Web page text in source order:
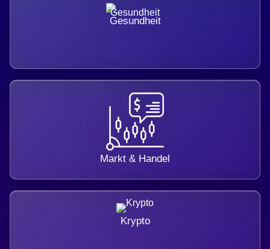
Gesundheit
Markt & Handel
Krypto